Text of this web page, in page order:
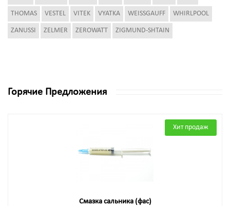
THOMAS VESTEL VITEK VYATKA WEISSGAUFF WHIRLPOOL
ZANUSSI ZELMER ZEROWATT ZIGMUND-SHTAIN
Горячие Предложения
Хит продаж
Смазка сальника (фас)